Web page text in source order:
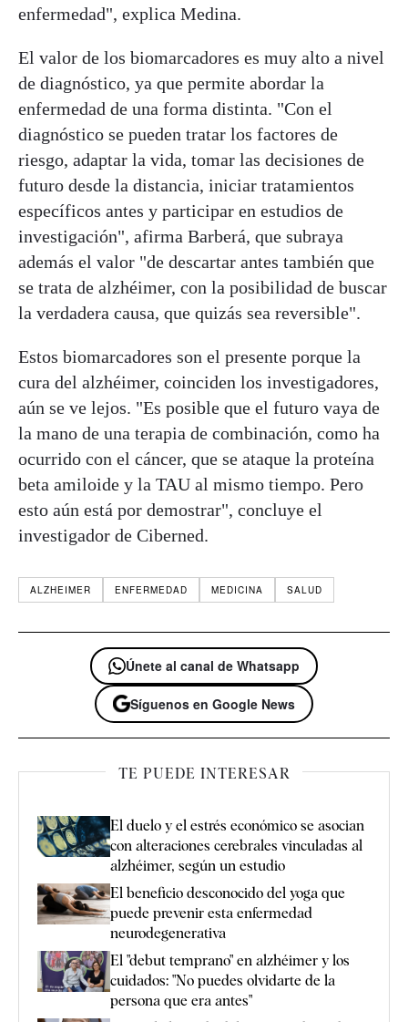
enfermedad", explica Medina.
El valor de los biomarcadores es muy alto a nivel
de diagnóstico, ya que permite abordar la
enfermedad de una forma distinta. "Con el
diagnóstico se pueden tratar los factores de
riesgo, adaptar la vida, tomar las decisiones de
futuro desde la distancia, iniciar tratamientos
específicos antes y participar en estudios de
investigación", afirma Barberá, que subraya
además el valor "de descartar antes también que
se trata de alzhéimer, con la posibilidad de buscar
la verdadera causa, que quizás sea reversible".
Estos biomarcadores son el presente porque la
cura del alzhéimer, coinciden los investigadores,
aún se ve lejos. "Es posible que el futuro vaya de
la mano de una terapia de combinación, como ha
ocurrido con el cáncer, que se ataque la proteína
beta amiloide y la TAU al mismo tiempo. Pero
esto aún está por demostrar", concluye el
investigador de Ciberned.
ALZHEIMER ENFERMEDAD MEDICINA SALUD
Únete al canal de Whatsapp
Síguenos en Google News
TE PUEDE INTERESAR
El duelo y el estrés económico se asocian
con alteraciones cerebrales vinculadas al
alzhéimer, según un estudio
El beneficio desconocido del yoga que
puede prevenir esta enfermedad
neurodegenerativa
El "debut temprano" en alzhéimer y los
cuidados: "No puedes olvidarte de la
persona que era antes"